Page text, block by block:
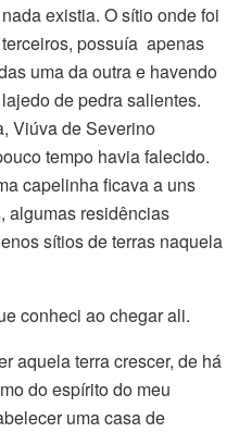
existia. O sítio onde foi
possuía apenas
uma da outra e havendo
de pedra salientes.
Viúva de Severino
tempo havia falecido.
capelinha ficava a uns
algumas residências
sítios de terras naquela
conheci ao chegar ali.
aquela terra crescer, de há
do espírito do meu
uma casa de